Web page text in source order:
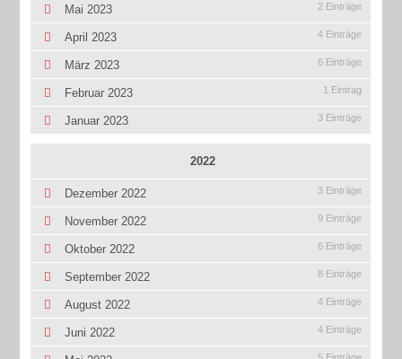
Mai 2023 2 Einträge
April 2023 4 Einträge
März 2023 6 Einträge
Februar 2023 1 Eintrag
Januar 2023 3 Einträge
2022
Dezember 2022 3 Einträge
November 2022 9 Einträge
Oktober 2022 6 Einträge
September 2022 8 Einträge
August 2022 4 Einträge
Juni 2022 4 Einträge